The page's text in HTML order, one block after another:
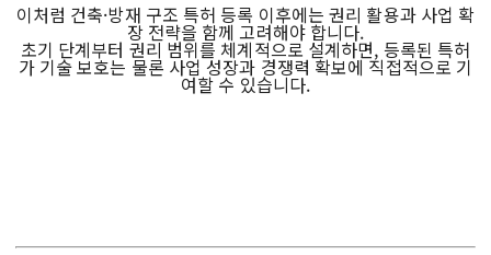
이처럼 건축·방재 구조 특허 등록 이후에는 권리 활용과 사업 확
장 전략을 함께 고려해야 합니다.
초기 단계부터 권리 범위를 체계적으로 설계하면, 등록된 특허
가 기술 보호는 물론 사업 성장과 경쟁력 확보에 직접적으로 기
여할 수 있습니다.